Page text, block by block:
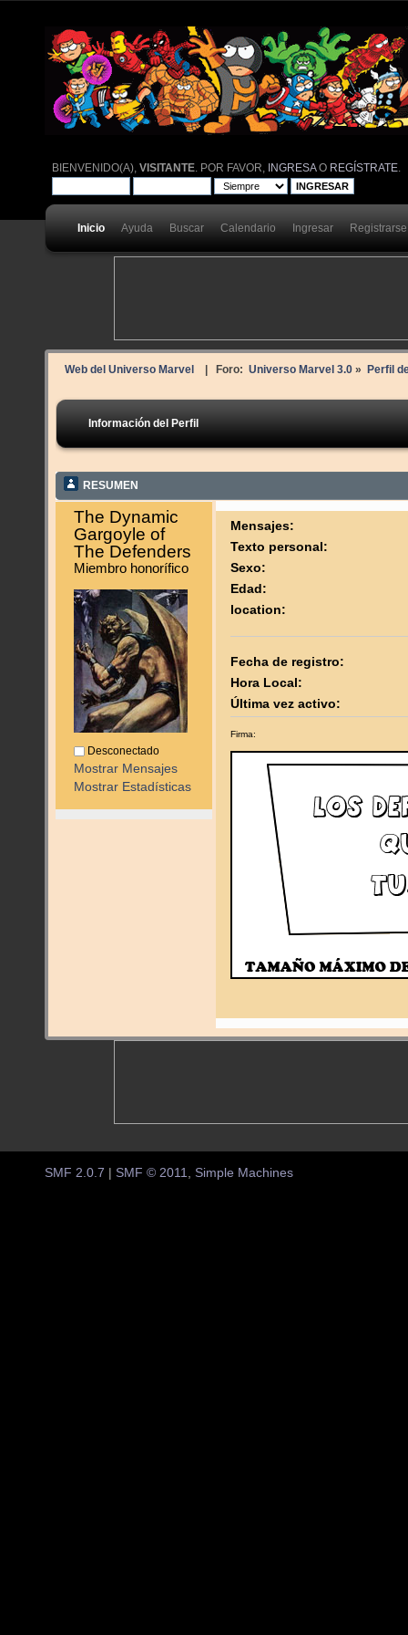
BIENVENIDO(A),VISITANTE . POR FAVOR, INGRESAO REGÍSTRATE
Inicio Ayuda Buscar Calendario Ingresar Registrarse
Web del Universo Marvel | Foro: Universo Marvel 3.0» Perfil
Información del Perfil
RESUMEN
The Dynamic
Gargoyle of
The Defenders
Miembro honorífico
Desconectado
Mostrar Mensajes
Mostrar Estadísticas
Mensajes:
Texto personal:
Sexo:
Edad:
location:
Fecha de registro:
Hora Local:
Última vez activo:
Firma:
SMF 2.0.7 SMF © 2011, Simple Machines